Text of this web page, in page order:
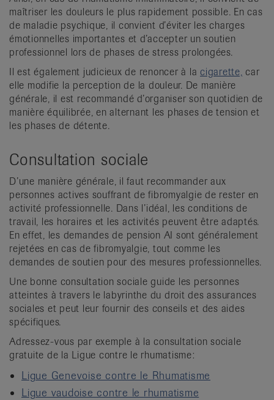
maîtriser les douleurs le plus rapidement possible. En cas
de maladie psychique, il convient d’éviter les charges
émotionnelles importantes et d’accepter un soutien
professionnel lors de phases de stress prolongées.
Il est également judicieux de renoncer à la cigarette, car
elle modifie la perception de la douleur. De manière
générale, il est recommandé d’organiser son quotidien de
manière équilibrée, en alternant les phases de tension et
les phases de détente.
Consultation sociale
D’une manière générale, il faut recommander aux
personnes actives souffrant de fibromyalgie de rester en
activité professionnelle. Dans l’idéal, les conditions de
travail, les horaires et les activités peuvent être adaptés.
En effet, les demandes de pension AI sont généralement
rejetées en cas de fibromyalgie, tout comme les
demandes de soutien pour des mesures professionnelles.
Une bonne consultation sociale guide les personnes
atteintes à travers le labyrinthe du droit des assurances
sociales et peut leur fournir des conseils et des aides
spécifiques.
Adressez-vous par exemple à la consultation sociale
gratuite de la Ligue contre le rhumatisme:
Ligue Genevoise contre le Rhumatisme
Ligue vaudoise contre le rhumatisme